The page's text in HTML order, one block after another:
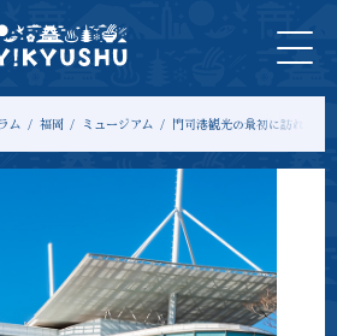
ム 福岡 ミュージアム 門司港観光の最初に訪れたい
アー
体験
入
場
券
宿
泊